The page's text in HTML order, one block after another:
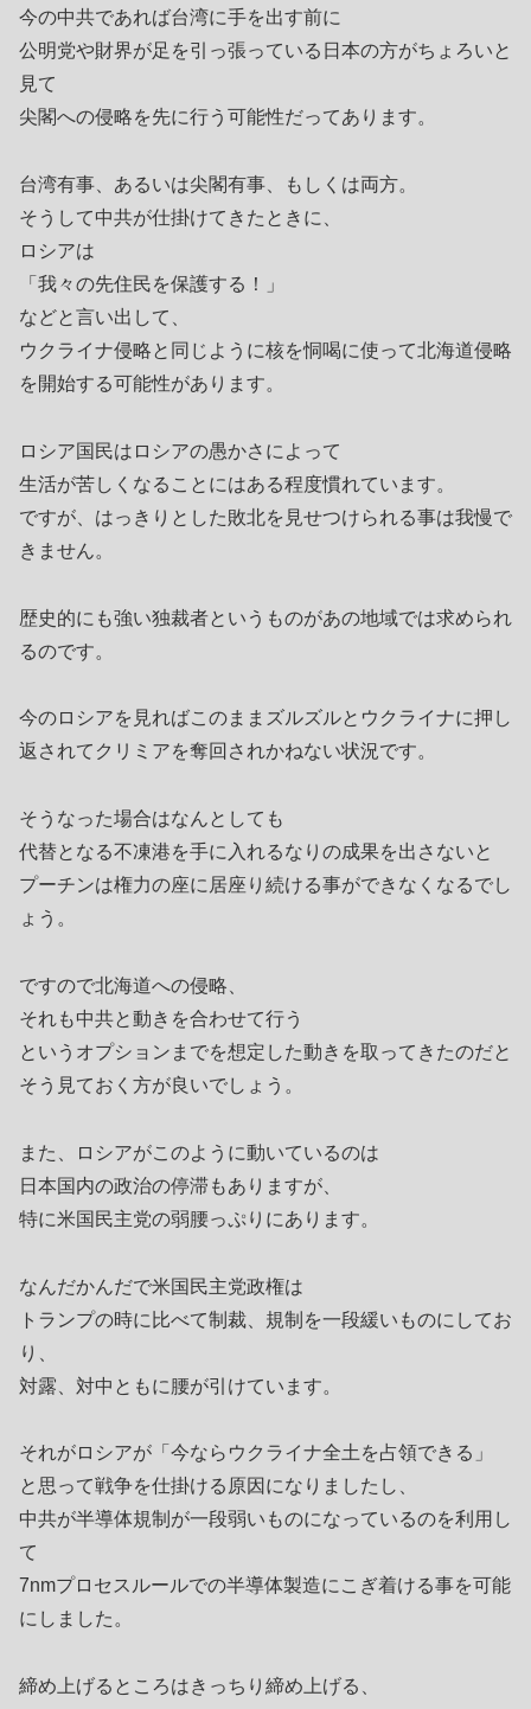
今の中共であれば台湾に手を出す前に
公明党や財界が足を引っ張っている日本の方がちょろいと
見て
尖閣への侵略を先に行う可能性だってあります。
台湾有事、あるいは尖閣有事、もしくは両方。
そうして中共が仕掛けてきたときに、
ロシアは
「我々の先住民を保護する！」
などと言い出して、
ウクライナ侵略と同じように核を恫喝に使って北海道侵略
を開始する可能性があります。
ロシア国民はロシアの愚かさによって
生活が苦しくなることにはある程度慣れています。
ですが、はっきりとした敗北を見せつけられる事は我慢で
きません。
歴史的にも強い独裁者というものがあの地域では求められ
るのです。
今のロシアを見ればこのままズルズルとウクライナに押し
返されてクリミアを奪回されかねない状況です。
そうなった場合はなんとしても
代替となる不凍港を手に入れるなりの成果を出さないと
プーチンは権力の座に居座り続ける事ができなくなるでし
ょう。
ですので北海道への侵略、
それも中共と動きを合わせて行う
というオプションまでを想定した動きを取ってきたのだと
そう見ておく方が良いでしょう。
また、ロシアがこのように動いているのは
日本国内の政治の停滞もありますが、
特に米国民主党の弱腰っぷりにあります。
なんだかんだで米国民主党政権は
トランプの時に比べて制裁、規制を一段緩いものにしてお
り、
対露、対中ともに腰が引けています。
それがロシアが「今ならウクライナ全土を占領できる」
と思って戦争を仕掛ける原因になりましたし、
中共が半導体規制が一段弱いものになっているのを利用し
て
7nmプロセスルールでの半導体製造にこぎ着ける事を可能
にしました。
締め上げるところはきっちり締め上げる、